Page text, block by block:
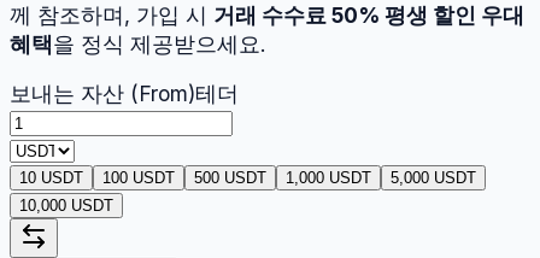
께 참조하며, 가입 시 거래 수수료 50% 평생 할인 우대
혜택을 정식 제공받으세요.
보내는 자산 (From)테더
10 USDT 100 USDT 500 USDT 1,000 USDT
5,000 USDT
10,000 USDT